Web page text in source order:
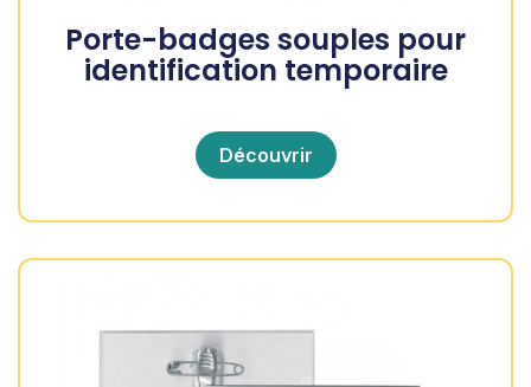
Porte-badges souples pour
identification temporaire
Découvrir